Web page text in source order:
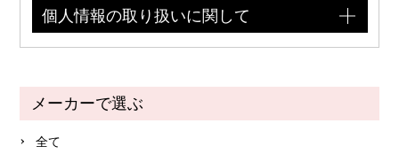
個人情報の取り扱いに関して
メーカーで選ぶ
全て